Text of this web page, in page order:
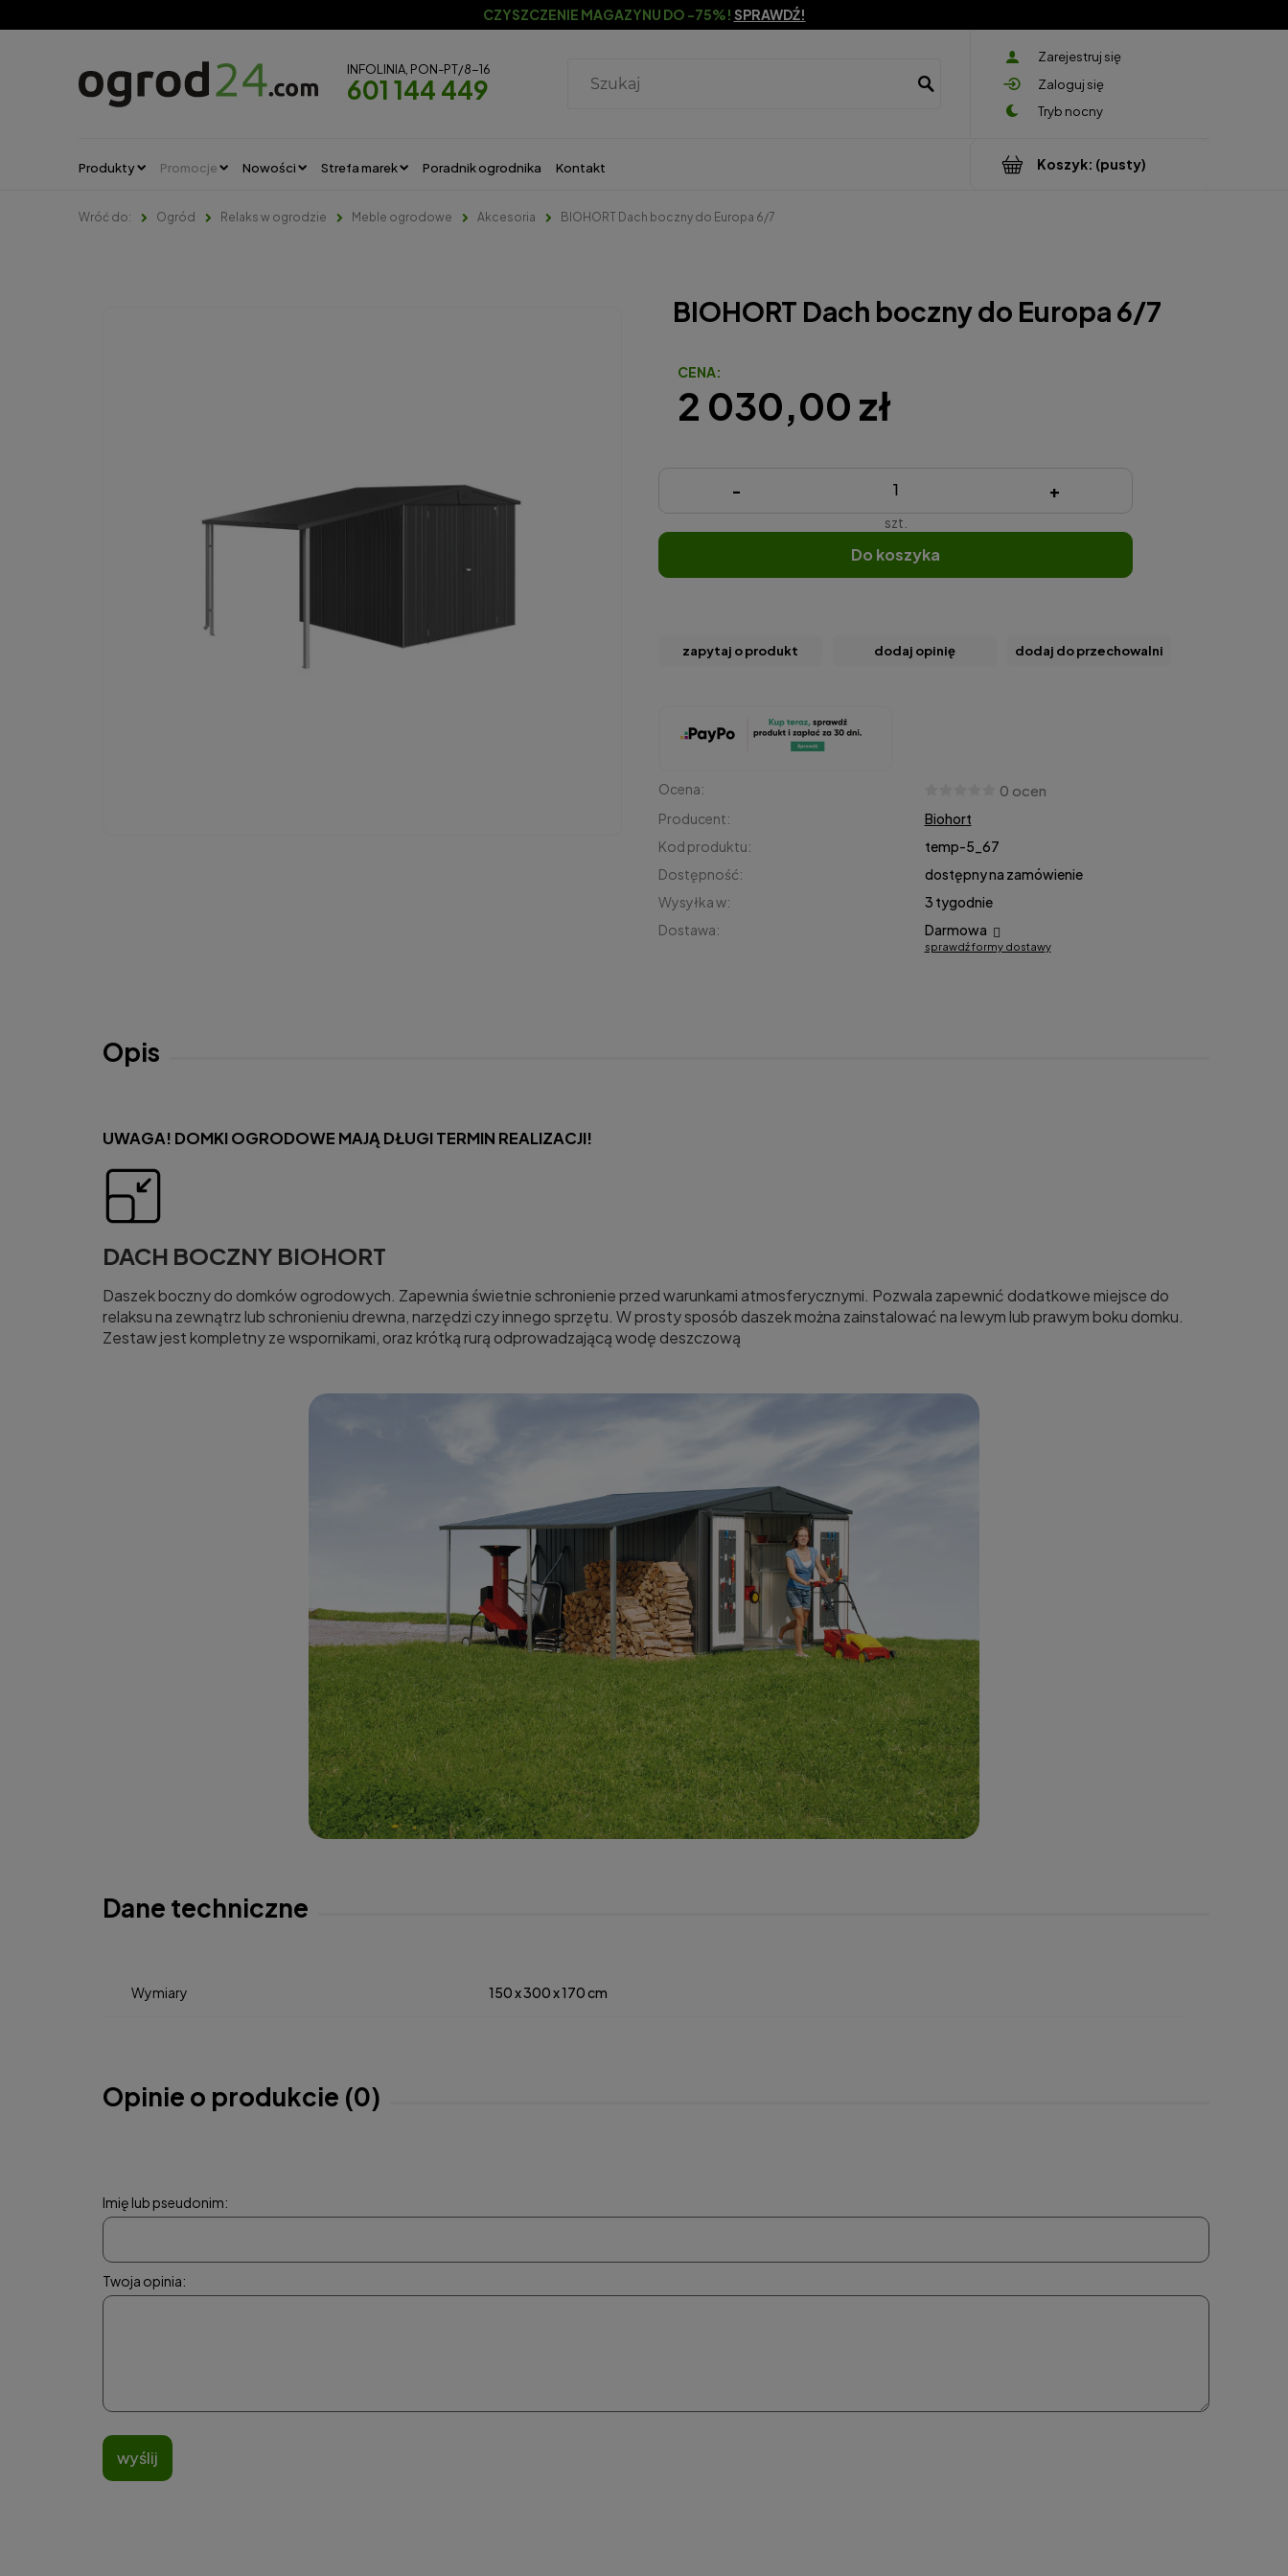
CZYSZCZENIE MAGAZYNU DO -75%! SPRAWDŹ!
Zarejestruj się
Zaloguj się
INFOLINIA, PON-PT/8-16
601 144 449
Koszyk: (pusty)
Produkty Promocje Nowości Strefa marek Poradnik ogrodnika Kontakt
Ogród Relaks w ogrodzie Meble ogrodowe Akcesoria BIOHORT Dach boczny do Europa 6/7
BIOHORT Dach boczny do Europa 6/7
Ocena: 0 ocen
Producent:
Biohort
Kod produktu:
temp-5_67
Dostępność:
dostępny na zamówienie
Wysyłka w:
3 tygodnie
Dostawa:
Darmowa
sprawdź formy dostawy
CENA:
2 030,00 zł
- +
szt.
do koszyka
zapytaj o produkt dodaj opinię dodaj do przechowalni
Opis
UWAGA! DOMKI OGRODOWE MAJĄ DŁUGI TERMIN REALIZACJI!
DACH BOCZNY BIOHORT
Daszek boczny do domków ogrodowych. Zapewnia świetnie schronienie przed warunkami atmosferycznymi. Pozwala zapewnić dodatkowe miejsce do
relaksu na zewnątrz lub schronieniu drewna, narzędzi czy innego sprzętu. W prosty sposób daszek można zainstalować na lewym lub prawym boku domku.
Zestaw jest kompletny ze wspornikami, oraz krótką rurą odprowadzającą wodę deszczową
Dane techniczne
Wymiary 150 x 300 x 170 cm
Opinie o produkcie (0)
Imię lub pseudonim:
Twoja opinia:
wyślij